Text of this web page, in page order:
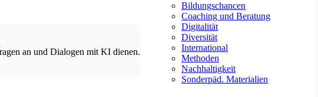
an und Dialogen mit KI dienen.
Bildungschancen
Coaching und Beratung
Digitalität
Diversität
International
Methoden
Nachhaltigkeit
Sonderpäd. Materialien